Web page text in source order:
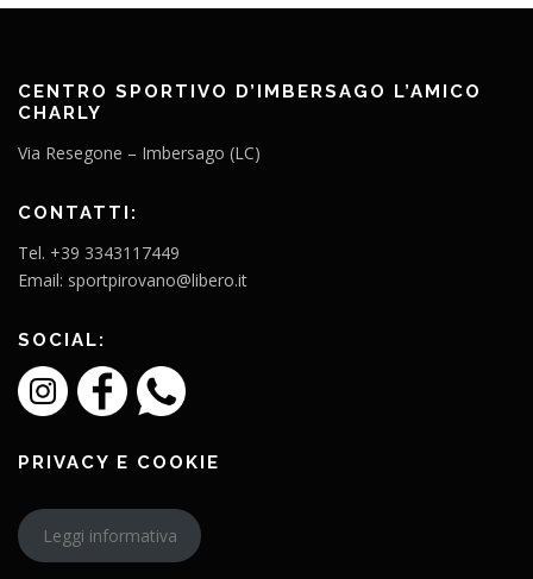
CENTRO SPORTIVO D’IMBERSAGO L’AMICO
CHARLY
Via Resegone – Imbersago (LC)
CONTATTI:
Tel. +39 3343117449
Email: sportpirovano@libero.it
SOCIAL:
PRIVACY E COOKIE
Leggi informativa